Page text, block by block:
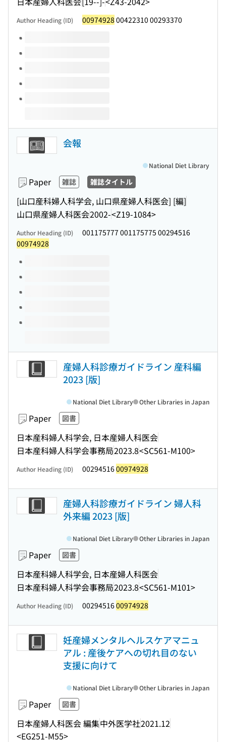
Author Heading (ID) 00974928 00422310 00293370
Volumes of this title
会報
Paper 雑誌 雑誌タイトル
[山口産科婦人科学会, 山口県産婦人科医会] [編]
山口県産婦人科医会2002-<Z19-1084>
National Diet Library
Author Heading (ID)
001175777 001175775 00294516
00974928
Volumes of this title
産婦人科診療ガイドライン 産科編
2023 [版]
Paper 図書
日本産科婦人科学会, 日本産婦人科医会
日本産科婦人科学会事務局2023.8<SC561-M100>
National Diet Library Other Libraries in Japan
Author Heading (ID) 0029451600974928
産婦人科診療ガイドライン 婦人科
外来編 2023 [版]
Paper 図書
日本産科婦人科学会, 日本産婦人科医会
日本産科婦人科学会事務局2023.8<SC561-M101>
National Diet Library Other Libraries in Japan
Author Heading (ID) 0029451600974928
妊産婦メンタルヘルスケアマニュ
アル : 産後ケアへの切れ目のない
支援に向けて
Paper 図書
日本産婦人科医会 編集中外医学社2021.12
<EG251-M55>
National Diet Library Other Libraries in Japan